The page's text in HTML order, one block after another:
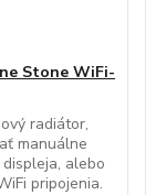
Stone WiFi-
radiátor,
manuálne
alebo
pripojenia.